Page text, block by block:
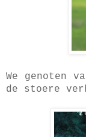
We genoten
de stoere